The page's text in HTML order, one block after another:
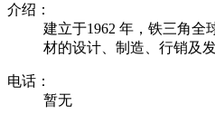
介绍：
建立于1962 年，铁三角全
材的设计、制造、行销及
电话：
暂无